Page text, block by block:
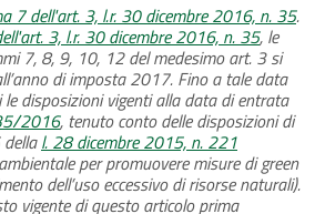
7 dell'art. 3, l.r. 30 dicembre 2016, n. 35.
3, l.r. 30 dicembre 2016, n. 35, le
7, 8, 9, 10, 12 del medesimo art. 3 si
di imposta 2017. Fino a tale data
disposizioni vigenti alla data di entrata
2016, tenuto conto delle disposizioni di
l. 28 dicembre 2015, n. 221
per promuovere misure di green
dell’uso eccessivo di risorse naturali).
vigente di questo articolo prima